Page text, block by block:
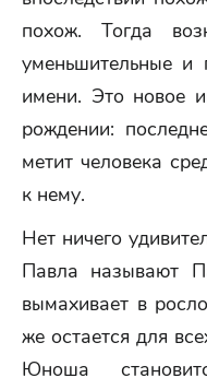
похож. Тогда
уменьшительные и
имени. Это новое
рождении:
метит человека
к нему.
Нет ничего
Павла называют
вымахивает в
же остается для
Юноша